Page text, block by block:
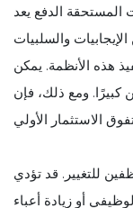
المستحقة الدفع يعد
والسلبيات
هذه الأنظمة. يمكن
كبيرًا. ومع ذلك، فإن
للتغيير. قد تؤدي
أو زيادة أعباء